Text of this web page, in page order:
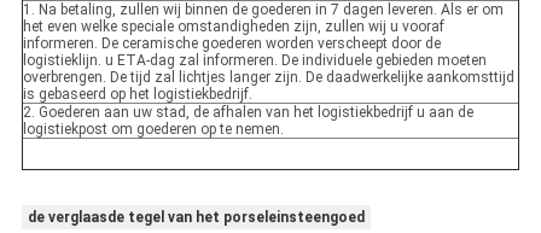
1. Na betaling, zullen wij binnen de goederen in 7 dagen leveren. Als er om
het even welke speciale omstandigheden zijn, zullen wij u vooraf
informeren. De ceramische goederen worden verscheept door de
logistieklijn. u ETA-dag zal informeren. De individuele gebieden moeten
overbrengen. De tijd zal lichtjes langer zijn. De daadwerkelijke aankomsttijd
is gebaseerd op het logistiekbedrijf.
2. Goederen aan uw stad, de afhalen van het logistiekbedrijf u aan de
logistiekpost om goederen op te nemen.
de verglaasde tegel van het porseleinsteengoed